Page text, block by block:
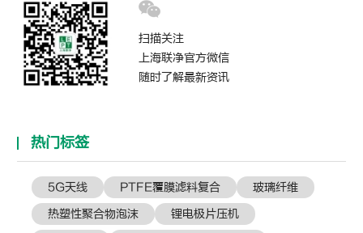
扫描关注
上海联净官方微信
随时了解最新资讯
热门标签
5G天线 PTFE覆膜滤料复合
玻璃纤维
热塑性聚合物泡沫
锂电极片压机